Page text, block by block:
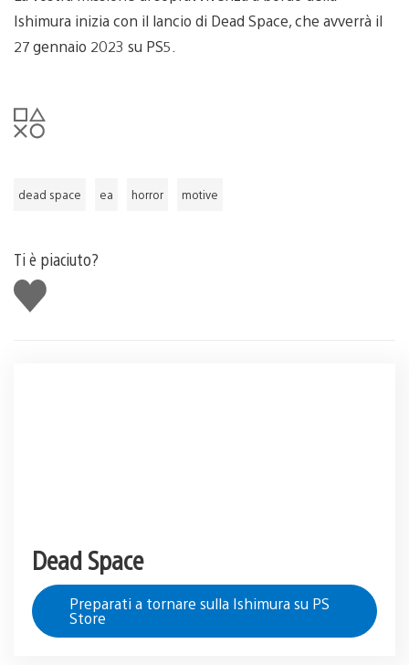
Ishimura inizia con il lancio di Dead Space, che avverrà il
27 gennaio 2023 su PS5.
dead space ea horror motive
Ti è piaciuto?
Mi
piace
Dead Space
Preparati a tornare sulla Ishimura su PS
Store